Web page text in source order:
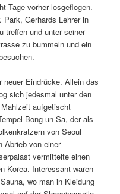
Tage vorher losgeflogen.
Gerhards Lehrer in
treffen und unter seiner
zu bummeln und ein
neuer Eindrücke. Allein das
sich jedesmal unter den
aufgetischt
Bong un Sa, der als
von Seoul
Abrieb von einer
vermittelte einen
Korea. Interessant waren
wo man in Kleidung